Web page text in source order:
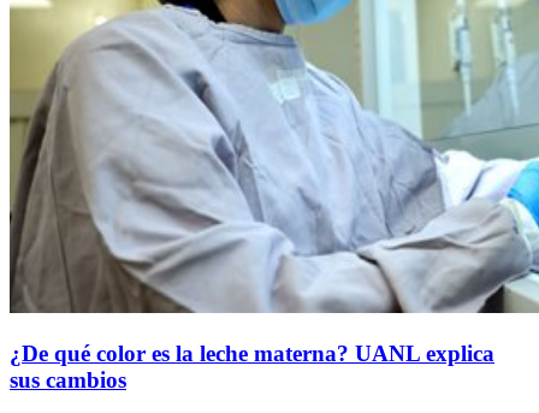
¿De qué color es la leche materna? UANL explica
sus cambios